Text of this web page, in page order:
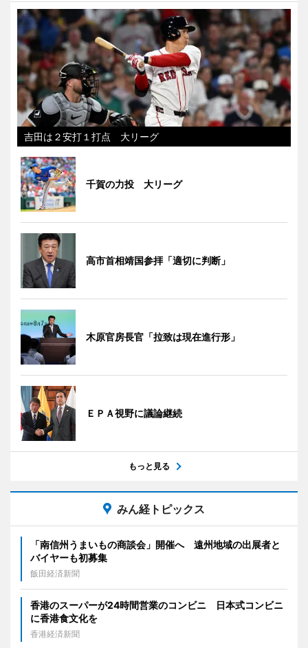
吉田は２安打１打点 大リーグ
千賀の力投 大リーグ
高市首相靖国参拝「適切に判断」
木原官房長官「拉致は現在進行形」
ＥＰＡ視野に議論継続
もっと見る
みん経トピックス
「南信州うまいもの商談会」開催へ 遠州地域の出展者と
バイヤーも初募集
飯田経済新聞
香港のスーパーが24時間営業のコンビニ 日本式コンビニ
に香港食文化を
香港経済新聞